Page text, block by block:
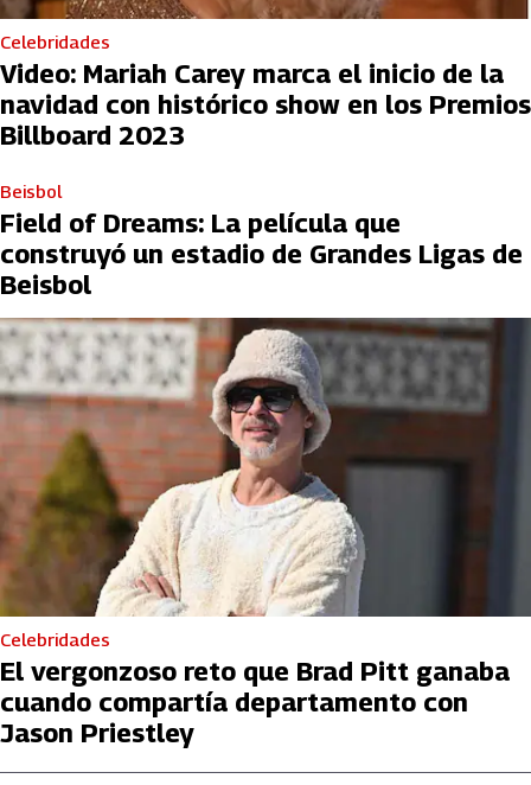
Celebridades
Video: Mariah Carey marca el inicio de la
navidad con histórico show en los Premios
Billboard 2023
Beisbol
Field of Dreams: La película que
construyó un estadio de Grandes Ligas de
Beisbol
Celebridades
El vergonzoso reto que Brad Pitt ganaba
cuando compartía departamento con
Jason Priestley